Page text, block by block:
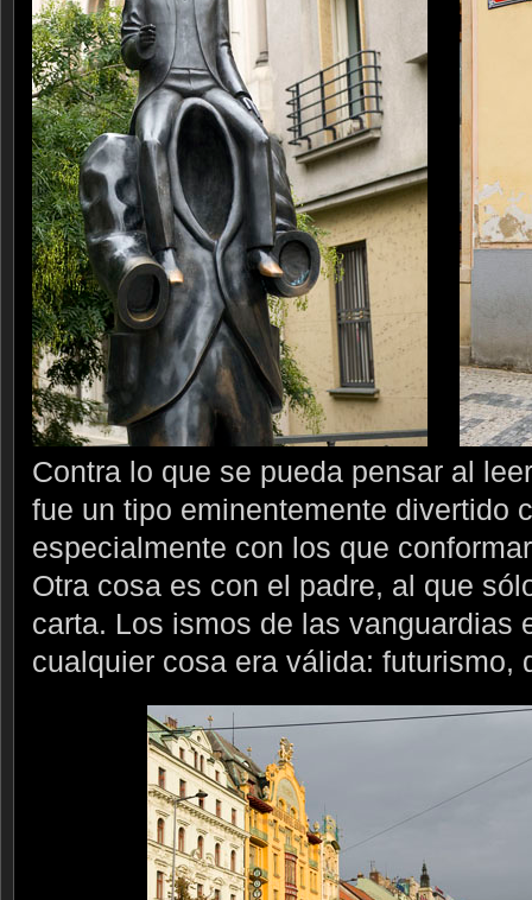
Contra lo que se pueda pensar al
fue un tipo eminentemente divertido
especialmente con los que
Otra cosa es con el padre, al que
carta. Los ismos de las vanguardias
cualquier cosa era válida: futurismo,